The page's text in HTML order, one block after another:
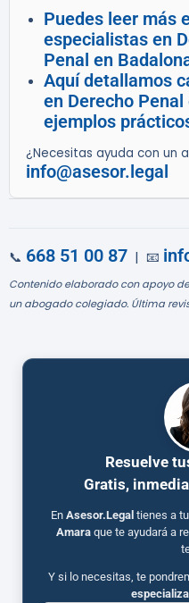
Puedes leer más
especialistas en
Penal en
Aquí detallamos
en Derecho
ejemplos
¿Necesitas ayuda con un
info@asesor.legal
📞 668 51 00 87 | 📧
Contenido elaborado con apoyo
un abogado colegiado. Última
Resuelve
Gratis,
En Asesor.Legal tienes a
Amaraque te ayudará a
Y si lo necesitas, te